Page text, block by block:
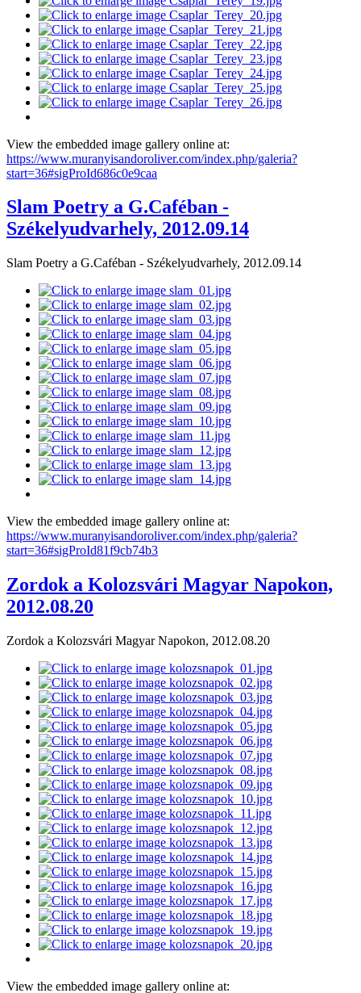
View the embedded image gallery online at:
https://www.muranyisandoroliver.com/index.php/galeria?
start=36#sigProId686c0e9caa
Slam Poetry a G.Caféban -
Székelyudvarhely, 2012.09.14
Slam Poetry a G.Caféban - Székelyudvarhely, 2012.09.14
View the embedded image gallery online at:
https://www.muranyisandoroliver.com/index.php/galeria?
start=36#sigProId81f9cb74b3
Zordok a Kolozsvári Magyar Napokon,
2012.08.20
Zordok a Kolozsvári Magyar Napokon, 2012.08.20
View the embedded image gallery online at: